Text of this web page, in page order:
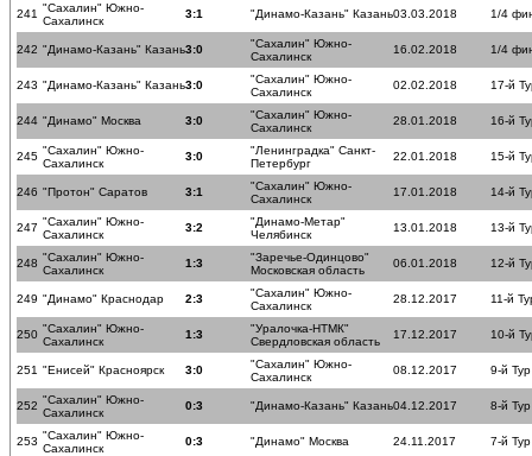
241 "Сахалин" Южно-
Сахалинск
3:1 "Динамо-Казань" Казань03.03.2018 1/4
242 "Динамо-Казань" Казань3:0
"Сахалин" Южно-
Сахалинск
16.02.2018 1/4
243 "Динамо-Казань" Казань3:0
"Сахалин" Южно-
Сахалинск
02.02.2018 17-й
244 "Динамо" Москва 3:0
"Сахалин" Южно-
Сахалинск
28.01.2018 16-й
245 "Сахалин" Южно-
Сахалинск
3:0
"Ленинградка" Санкт-
Петербург
22.01.2018 15-й
246 "Протон" Саратов 3:1
"Сахалин" Южно-
Сахалинск
17.01.2018 14-й
247 "Сахалин" Южно-
Сахалинск
3:2
"Динамо-Метар"
Челябинск
13.01.2018 13-й
248 "Сахалин" Южно-
Сахалинск
1:3
"Заречье-Одинцово"
Московская область
06.01.2018 12-й
249 "Динамо" Краснодар 2:3
"Сахалин" Южно-
Сахалинск
28.12.2017 11-й
250 "Сахалин" Южно-
Сахалинск
1:3
"Уралочка-НТМК"
Свердловская область
17.12.2017 10-й
251 "Енисей" Красноярск 3:0
"Сахалин" Южно-
Сахалинск
08.12.2017 9-й Тур
252 "Сахалин" Южно-
Сахалинск
0:3 "Динамо-Казань" Казань04.12.2017 8-й Тур
253 "Сахалин" Южно-
Сахалинск
0:3 "Динамо" Москва 24.11.2017 7-й Тур